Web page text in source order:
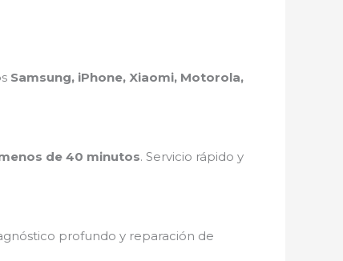
Samsung, iPhone, Xiaomi, Motorola,
de 40 minutos. Servicio rápido y
profundo y reparación de